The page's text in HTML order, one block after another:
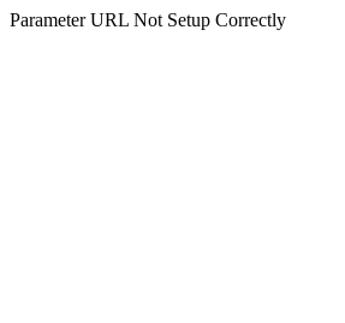
Parameter URL Not Setup Correctly